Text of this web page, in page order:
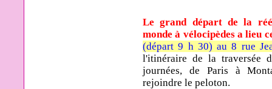
Le grand départ de la
monde à vélocipèdes a lieu
(départ 9 h 30) au 8 rue
l'itinéraire de la traversée
journées, de Paris à
rejoindre le peloton.